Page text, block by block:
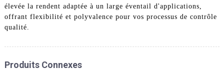
élevée la rendent adaptée à un large éventail d'applications,
offrant flexibilité et polyvalence pour vos processus de contrôle
qualité.
Produits Connexes